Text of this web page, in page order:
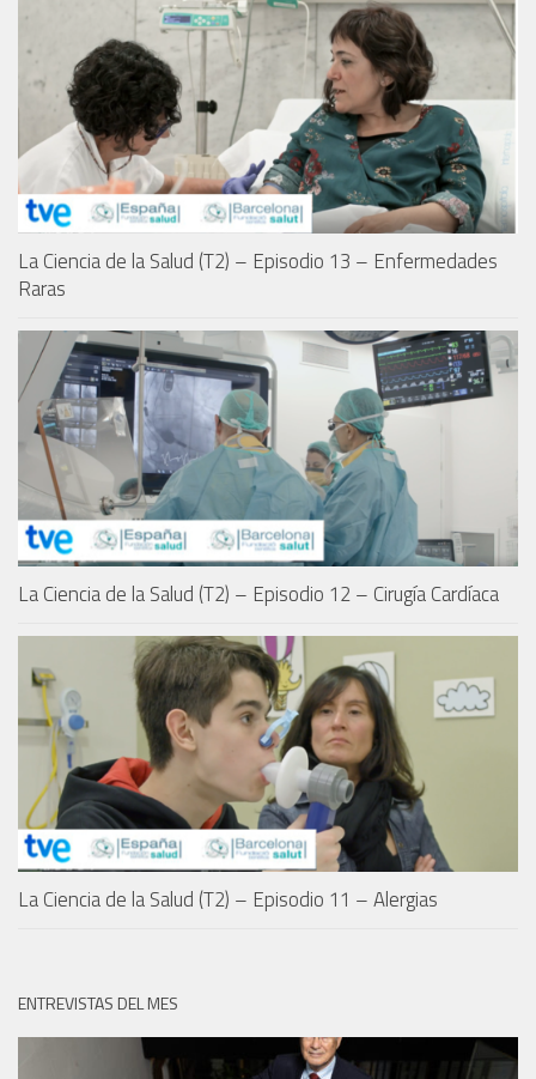
La Ciencia de la Salud (T2) – Episodio 13 – Enfermedades
Raras
La Ciencia de la Salud (T2) – Episodio 12 – Cirugía Cardíaca
La Ciencia de la Salud (T2) – Episodio 11 – Alergias
ENTREVISTAS DEL MES